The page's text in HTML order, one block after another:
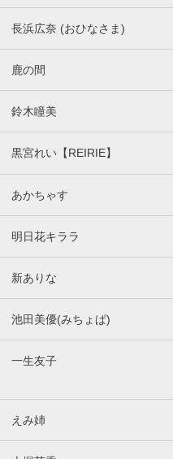
長浜広奈 (おひなさま)
鹿の間
鈴木瞳美
黒宮れい【REIRIE】
あかちゃす
明日花キララ
新ありな
池田美優(みちょぱ)
一生友子
えみ姉